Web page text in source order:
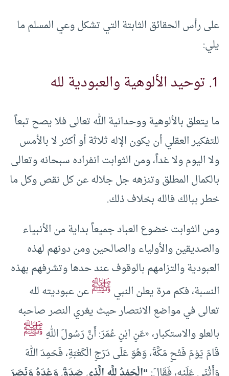
على رأس الحقائق الثابتة التي تشكل وعي المسلم ما
يلي:
1. توحيد الألوهية والعبودية لله
ما يتعلق بالألوهية ووحدانية الله تعالى فلا يصح تبعاً
للتفكير العقلي أن يكون الإله ثلاثة أو أكثر لا بالأمس
ولا اليوم ولا غداً، ومن الثوابت انفراده سبحانه وتعالى
بالكمال المطلق وتنزهه جل جلاله عن كل نقص وكل ما
خطر ببالك فالله بخلاف ذلك.
ومن الثوابت خضوع العباد جميعاً بداية من الأنبياء
والصديقين والأولياء والصالحين ومن دونهم لهذه
العبودية والتزامهم بالوقوف عند حدها وتشرفهم بهذه
النسبة، فكم مرة يعلن النبيﷺعن عبوديته لله
تعالى في مواضع الانتصار حيث يغري النصر صاحبه
بالعلو والاستكبار، «عَنِ ابْنِ عُمَرَ: أَنَّ رَسُولَ اللهِﷺ
قَامَ يَوْمَ فَتْحِ مَكَّةَ، وَهُوَ عَلَى دَرَجِ الْكَعْبَةِ، فَحَمِدَ اللهَ